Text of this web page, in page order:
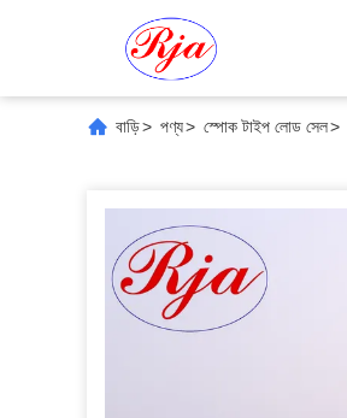
বাড়ি> পণ্য> স্পোক টাইপ লোড সেল>